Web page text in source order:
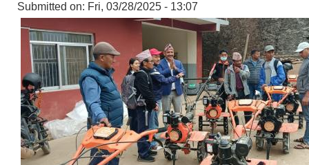
Submitted on: Fri, 03/28/2025 - 13:07